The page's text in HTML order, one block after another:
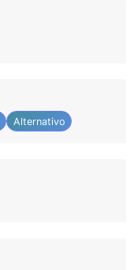
Alternativo